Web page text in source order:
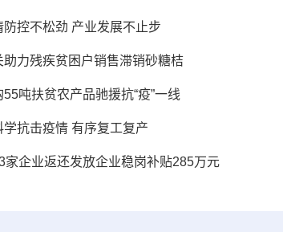
控不松劲 产业发展不止步
力残疾贫困户销售滞销砂糖桔
吨扶贫农产品驰援抗“疫”一线
抗击疫情 有序复工复产
家企业返还发放企业稳岗补贴285万元